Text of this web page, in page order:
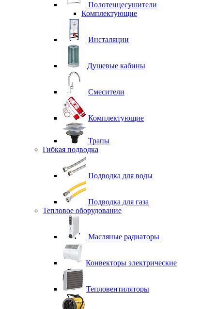
Полотенцесушители
Комплектующие
Инсталяции
Душевые кабины
Смесители
Комплектующие
Трапы
Гибкая подводка
Подводка для воды
Подводка для газа
Тепловое оборудование
Масляные радиаторы
Конвекторы электрические
Тепловентиляторы